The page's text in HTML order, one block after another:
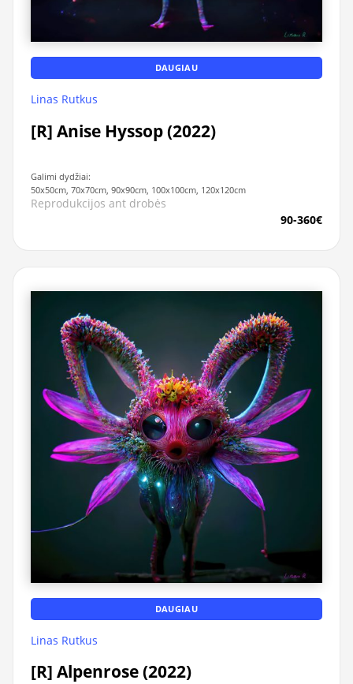
DAUGIAU
Linas Rutkus
[R] Anise Hyssop (2022)
Galimi dydžiai:
50x50cm, 70x70cm, 90x90cm, 100x100cm, 120x120cm
Reprodukcijos ant drobės
90-360€
DAUGIAU
Linas Rutkus
[R] Alpenrose (2022)